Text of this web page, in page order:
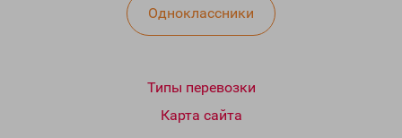
Одноклассники
Типы перевозки
Карта сайта